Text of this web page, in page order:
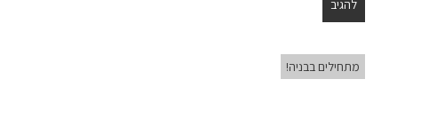
מתחילים בבניה!